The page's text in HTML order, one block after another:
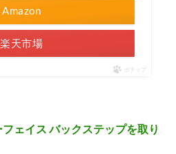
Amazon
楽天市場
ポチップ
フェイス バックステップを取り